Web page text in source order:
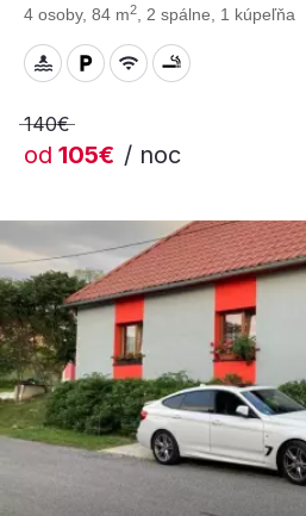
4 osoby, 84 m2 , 2 spálne, 1 kúpeľňa
140€
od 105€ / noc